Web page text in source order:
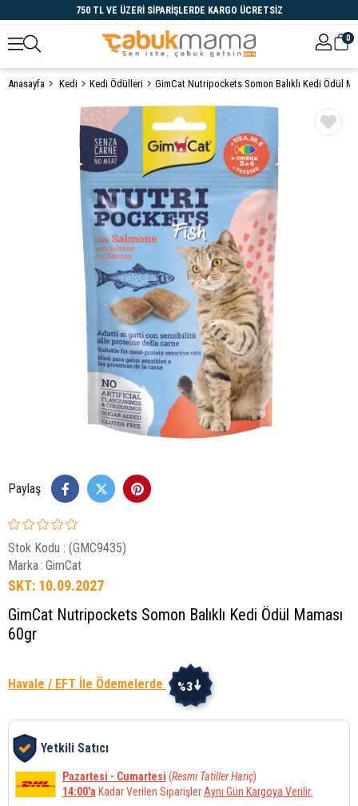
750 TL VE ÜZERİ SİPARİŞLERDE KARGO ÜCRETSİZ
0
Anasayfa Kedi Kedi Ödülleri GimCat Nutripockets Somon Balıklı Kedi Ödül
Paylaş
Stok Kodu
(GMC9435)
Marka: GimCat
SKT: 10.09.2027
GimCat Nutripockets Somon Balıklı Kedi Ödül Maması
60gr
Havale / EFT İle Ödemelerde %3
Yetkili Satıcı
Pazartesi - Cumartesi (Resmi Tatiller Hariç)
14:00'a Kadar Verilen Siparişler Aynı Gün Kargoya Verilir.
Öne Çıkanlar